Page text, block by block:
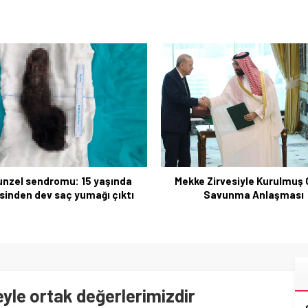
Zirvesiyle Kurulmuş Ortak
Savunma Anlaşması
97 Yaşında Rekoru
Walker Betty Bromage
ortak değerlerimizdir